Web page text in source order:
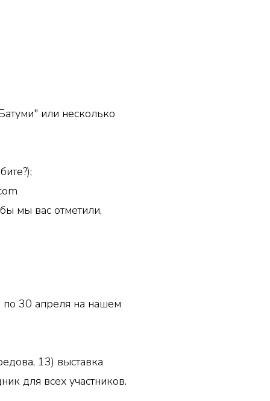
или несколько
мы вас отметили,
по 30 апреля на нашем
13) выставка
для всех участников.